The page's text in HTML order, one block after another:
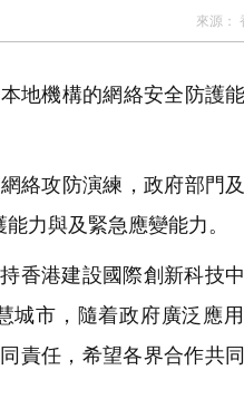
來源：
地機構的網絡安全防護
絡攻防演練，政府部門
力與及緊急應變能力。
香港建設國際創新科技
城市，隨着政府廣泛應
責任，希望各界合作共